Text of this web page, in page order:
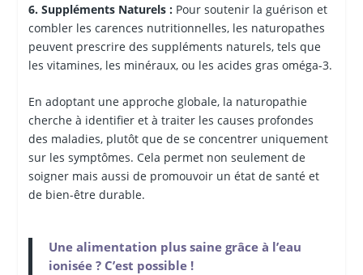
6. Suppléments Naturels :Pour soutenir la guérison et
combler les carences nutritionnelles, les naturopathes
peuvent prescrire des suppléments naturels, tels que
les vitamines, les minéraux, ou les acides gras oméga-3.
En adoptant une approche globale, la naturopathie
cherche à identifier et à traiter les causes profondes
des maladies, plutôt que de se concentrer uniquement
sur les symptômes. Cela permet non seulement de
soigner mais aussi de promouvoir un état de santé et
de bien-être durable.
Une alimentation plus saine grâce à l’eau
ionisée ? C’est possible !